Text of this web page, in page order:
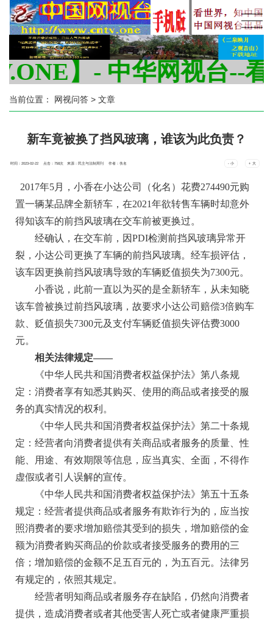
】- 中华网视台--
当前位置： 网视问答 > 文章
新车竟被换了挡风玻璃，谁该为此负责？
时间：2023-02-22 点击：758次来源：民主与法制周刊 作者：佚名 - 小 + 大
2017年5月，小香在小达公司（化名）花费274490元购
置一辆某品牌全新轿车，在2021年欲转售车辆时却意外
得知该车的前挡风玻璃在交车前被更换过。
经确认，在交车前，因PDI检测前挡风玻璃异常开
裂，小达公司更换了车辆的前挡风玻璃。经车损评估，
该车因更换前挡风玻璃导致的车辆贬值损失为7300元。
小香说，此前一直以为买的是全新轿车，从未知晓
该车曾被换过前挡风玻璃，故要求小达公司赔偿3倍购车
款、贬值损失7300元及支付车辆贬值损失评估费3000
元。
相关法律规定——
《中华人民共和国消费者权益保护法》第八条规
定：消费者享有知悉其购买、使用的商品或者接受的服
务的真实情况的权利。
《中华人民共和国消费者权益保护法》第二十条规
定：经营者向消费者提供有关商品或者服务的质量、性
能、用途、有效期限等信息，应当真实、全面，不得作
虚假或者引人误解的宣传。
《中华人民共和国消费者权益保护法》第五十五条
规定：经营者提供商品或者服务有欺诈行为的，应当按
照消费者的要求增加赔偿其受到的损失，增加赔偿的金
额为消费者购买商品的价款或者接受服务的费用的三
倍；增加赔偿的金额不足五百元的，为五百元。法律另
有规定的，依照其规定。
经营者明知商品或者服务存在缺陷，仍然向消费者
提供，造成消费者或者其他受害人死亡或者健康严重损